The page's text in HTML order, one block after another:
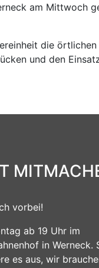
am Mittwoch
die
und den
vorbei!
ab 19 Uhr im
in Werneck.
es aus, wir